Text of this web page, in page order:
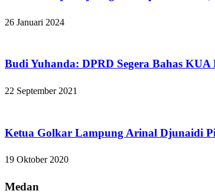
26 Januari 2024
Budi Yuhanda: DPRD Segera Bahas KUA
22 September 2021
Ketua Golkar Lampung Arinal Djunaidi
19 Oktober 2020
Medan